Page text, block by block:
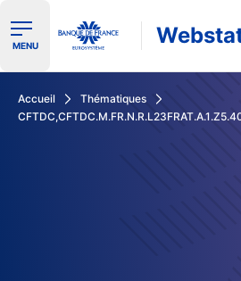
Ouvrir le menu de navigation
MENU
Accueil
Thématiques